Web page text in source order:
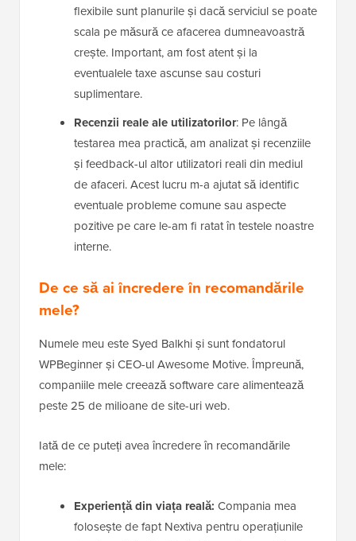
flexibile sunt planurile și dacă serviciul se poate
scala pe măsură ce afacerea dumneavoastră
crește. Important, am fost atent și la
eventualele taxe ascunse sau costuri
suplimentare.
Recenzii reale ale utilizatorilor: Pe lângă
testarea mea practică, am analizat și recenziile
și feedback-ul altor utilizatori reali din mediul
de afaceri. Acest lucru m-a ajutat să identific
eventuale probleme comune sau aspecte
pozitive pe care le-am fi ratat în testele noastre
interne.
De ce să ai încredere în recomandările
mele?
Numele meu este Syed Balkhi și sunt fondatorul
WPBeginner și CEO-ul Awesome Motive. Împreună,
companiile mele creează software care alimentează
peste 25 de milioane de site-uri web.
Iată de ce puteți avea încredere în recomandările
mele:
Experiență din viața reală: Compania mea
folosește de fapt Nextiva pentru operațiunile